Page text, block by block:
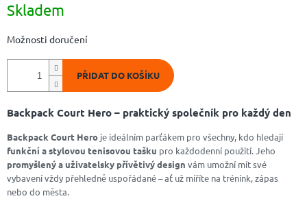
cena:
Skladem
Možnosti doručení
PŘIDAT DO KOŠÍKU
Backpack Court Hero – praktický společník pro každý den
Backpack Court Hero je ideálním parťákem pro všechny, kdo hledají
funkční a stylovou tenisovou tašku pro každodenní použití. Jeho
promyšlený a uživatelsky přívětivý design vám umožní mít své
vybavení vždy přehledně uspořádané – ať už míříte na trénink, zápas
nebo do města.